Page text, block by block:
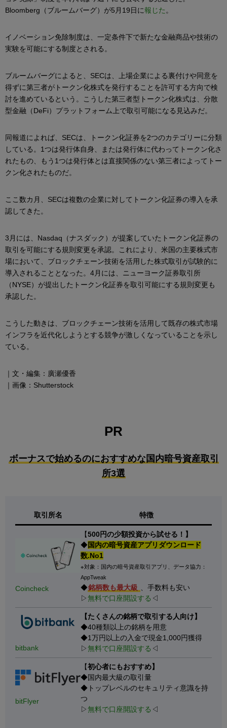
Bloomberg（ブルームバーグ）が5月19日に報じた。
イノベーション免除制度は、一定条件下で新たな金融商品や技術の
実験を可能にする制度とされる。
ブルームバーグによると、SECは、上場企業による裏付けや同意を
得ずに第三者がトークン化株式を発行することを許可する方向で検
討を進めているという。こうした第三者型トークン化株式は、分散
型金融（DeFi）プラットフォーム上で取引可能になる見込みだ。
同報道によれば、SECは、トークン化証券を2つのカテゴリーに分類
している。1つは発行体自身、または発行体に代わってトークン化さ
れたもの、もう1つは発行体とは直接関係のない第三者によってトー
クン化されたものだ。
ここ数カ月、SECは複数の企業に対してトークン化証券の導入を承
認してきた。
3月には、Nasdaq（ナスダック）が提案していたトークン化証券の
取引を可能にする規則変更を承認。これにより、米国の主要株式市
場において、ブロックチェーン技術を活用した株式取引が試験的に
導入されることとなった。4月には、ニューヨーク証券取引所
（NYSE）が提出したトークン化証券を取引可能にする規則変更も
承認した。
こうした動きは、ブロックチェーン技術を活用して既存の株式市場
インフラを近代化しようとする競争が激しくなっていることを示し
ている。
｜文・編集：廣瀬優香
｜画像：Shutterstock
PR
ボーナスで始めるのにおすすめな国内暗号資産取引
所3選
取引所名 特徴
Coincheck
【500円の少額投資から試せる！】
◆国内の暗号資産アプリダウンロード
数.No1
※対象：国内の暗号資産取引アプリ、データ協力：
AppTweak
◆銘柄数も最大級 、手数料も安い
▷無料で口座開設する ◁
bitbank
【たくさんの銘柄で取引する人向け】
◆40種類以上の銘柄を用意
◆1万円以上の入金で現金1,000円獲得
▷無料で口座開設する ◁
bitFlyer
【初心者にもおすすめ】
◆国内最大級の取引量
◆トップレベルのセキュリティ意識を持
つ
▷無料で口座開設する ◁